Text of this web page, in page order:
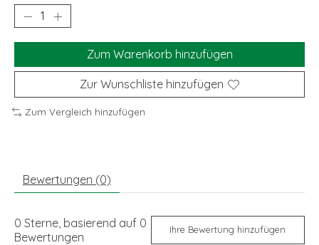
Zum Warenkorb hinzufügen
Zur Wunschliste hinzufügen
Zum Vergleich hinzufügen
Bewertungen (0)
0 Sterne, basierend auf 0
Bewertungen
Ihre Bewertung hinzufügen